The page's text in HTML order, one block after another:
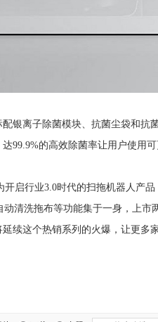
银离子除菌模块、抗菌尘袋和抗
99.9%的高效除菌率让用户使用
启行业3.0时代的扫拖机器人产品
动清洗拖布等功能集于一身，上市
延续这个热销系列的火爆，让更多